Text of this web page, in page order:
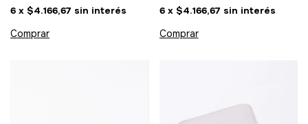
6 x $4.166,67 sin interés
6 x $4.166,67 sin interés